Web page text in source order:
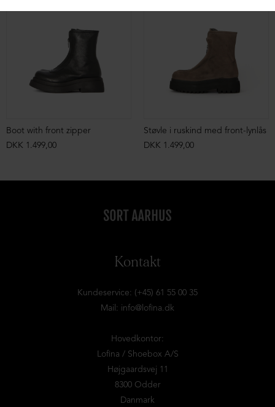
Boot with front zipper
DKK 1.499,00
Støvle i ruskind med front-lynlås
DKK 1.499,00
Kontakt
Kundeservice: (+45) 61 55 00 35
Mail: info@lofina.dk
Hovedkontor:
Lofina / Shoebox A/S
Højgaardsvej 11
8300 Odder
Danmark